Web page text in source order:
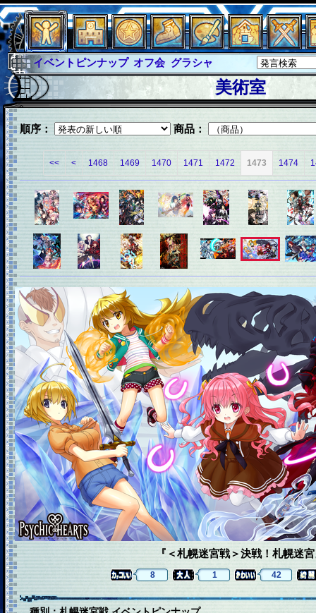
イベントピンナップ オフ会 グラシャ
グラシャ・ラボラス
グローバルジャスティス
サイキックハーツ サイキックハーツ大戦
シュラウド ソロモン ファイナル
アブソーバー
イベピン
美術室
順序： 商品：
<< < 1468 1469 1470 1471 1472 1473 1474
『＜札幌迷宮戦＞決戦！札幌迷
8 1 42